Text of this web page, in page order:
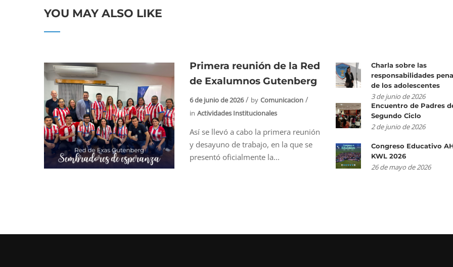
YOU MAY ALSO LIKE
Primera reunión de la Red
de Exalumnos Gutenberg
6 de junio de 2026 by Comunicacion
in Actividades Institucionales
Así se llevó a cabo la primera reunión
y desayuno de trabajo, en la que se
presentó oficialmente la...
Charla sobre las
responsabilidades
de los adolescentes
3 de junio de 2026
Encuentro de Padres
Segundo Ciclo
2 de junio de 2026
Congreso Educativo
KWL 2026
26 de mayo de 2026